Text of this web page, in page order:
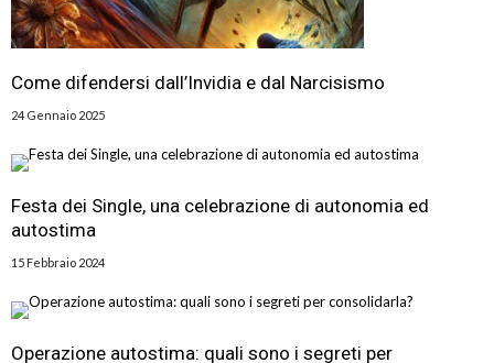
Come difendersi dall’Invidia e dal Narcisismo
24 Gennaio 2025
Festa dei Single, una celebrazione di autonomia ed
autostima
15 Febbraio 2024
Operazione autostima: quali sono i segreti per